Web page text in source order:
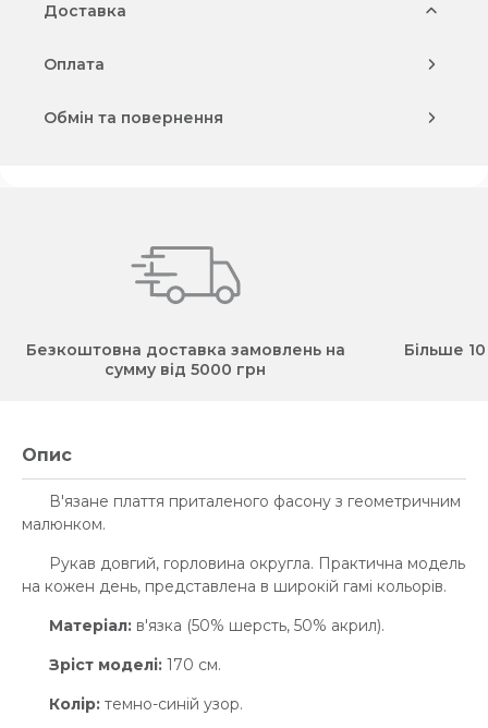
Доставка
Оплата
Обмін та повернення
Безкоштовна доставка замовлень на
сумму від 5000 грн
Більше
Опис
В'язане плаття приталеного фасону з геометричним
малюнком.
Рукав довгий, горловина округла. Практична модель
на кожен день, представлена в широкій гамі кольорів.
Матеріал: в'язка (50% шерсть, 50% акрил).
Зріст моделі: 170 см.
Колір: темно-синій узор.